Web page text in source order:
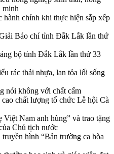
minh
hành chính khi thực hiện sắp xếp
Báo chí tỉnh Đắk Lắk lần thứ
bộ tỉnh Đắk Lắk lần thứ 33
rác thải nhựa, lan tỏa lối sống
nói không với chất cấm
chất lượng tổ chức Lễ hội Cà
Việt Nam anh hùng” và trao tặng
Chủ tịch nước
hình “Bản trường ca hòa